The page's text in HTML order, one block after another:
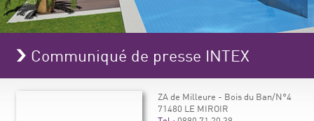
Communiqué de presse INTEX
ZA de Milleure - Bois du Ban/N°4
71480 LE MIROIR